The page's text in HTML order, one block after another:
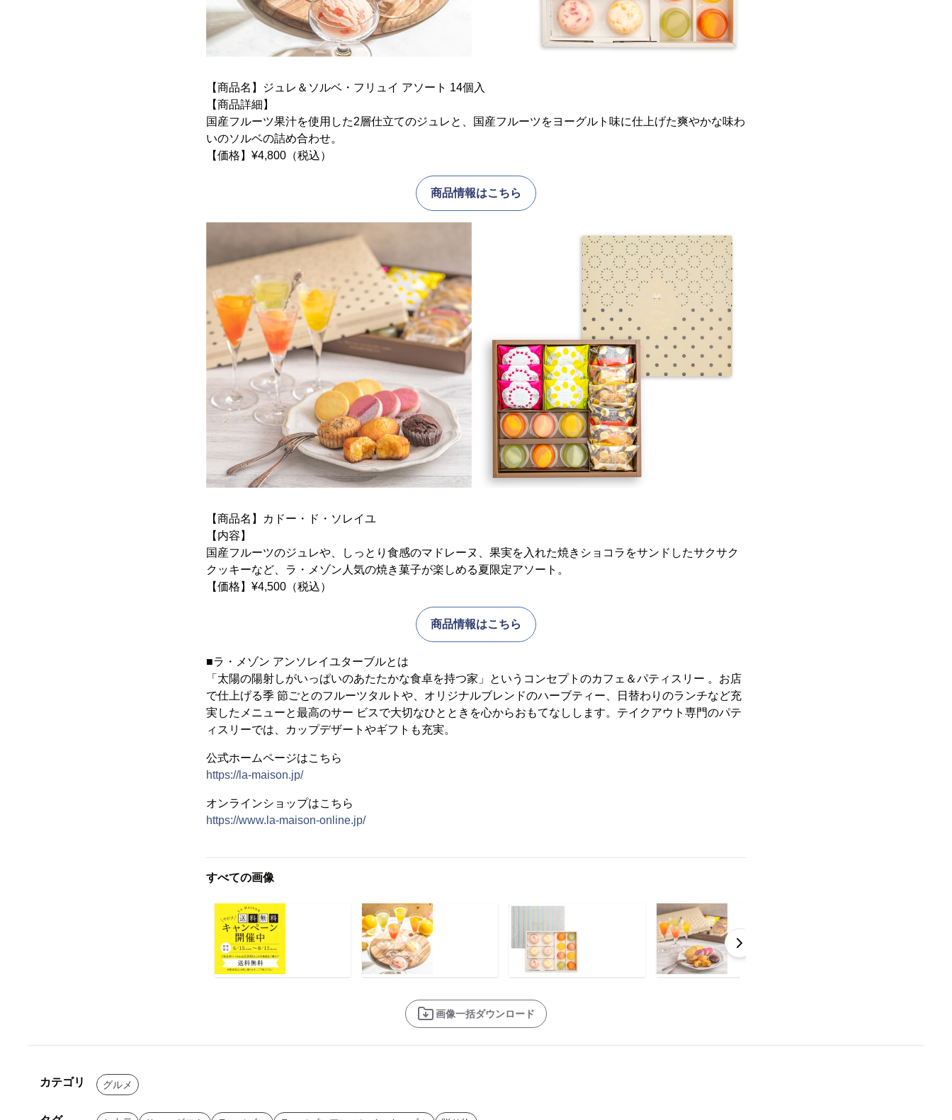
【商品名】ジュレ＆ソルベ・フリュイ アソート 14個入
【商品詳細】
国産フルーツ果汁を使用した2層仕立てのジュレと、国産フルーツをヨーグルト味に仕上げた爽やかな味わ
いのソルベの詰め合わせ。
【価格】¥4,800（税込）
商品情報はこちら
【商品名】カドー・ド・ソレイユ
【内容】
国産フルーツのジュレや、しっとり食感のマドレーヌ、果実を入れた焼きショコラをサンドしたサクサク
クッキーなど、ラ・メゾン人気の焼き菓子が楽しめる夏限定アソート。
【価格】¥4,500（税込）
商品情報はこちら
■ラ・メゾン アンソレイユターブルとは
「太陽の陽射しがいっぱいのあたたかな⾷卓を持つ家」というコンセプトのカフェ＆パティスリー 。お店
で仕上げる季 節ごとのフルーツタルトや、オリジナルブレンドのハーブティー、⽇替わりのランチなど充
実したメニューと最⾼のサー ビスで⼤切なひとときを⼼からおもてなしします。テイクアウト専⾨のパテ
ィスリーでは、カップデザートやギフトも充実。
公式ホームページはこちら
https://la-maison.jp/
オンラインショップはこちら
https://www.la-maison-online.jp/
すべての画像
画像一括ダウンロード
カテゴリ グルメ